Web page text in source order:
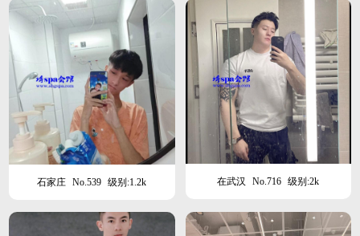
石家庄 No.539 级别:1.2k 在武汉 No.716 级别:2k